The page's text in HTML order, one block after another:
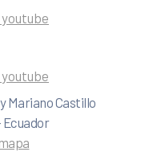
youtube
youtube
Mariano Castillo
Ecuador